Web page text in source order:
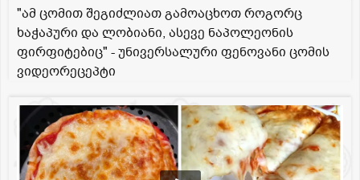
"ამ ცომით შეგიძლიათ გამოაცხოთ როგორც
ხაჭაპური და ლობიანი, ასევე ნაპოლეონის
ფირფიტებიც" - უნივერსალური ფენოვანი ცომის
ვიდეორეცეპტი